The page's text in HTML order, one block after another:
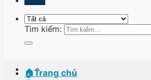
Tìm kiếm:
🏠Trang chủ